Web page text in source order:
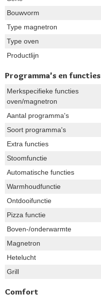
Bouwvorm
Type magnetron
Type oven
Productlijn
Programma's en functies
Merkspecifieke functies
oven/magnetron
Aantal programma's
Soort programma's
Extra functies
Stoomfunctie
Automatische functies
Warmhoudfunctie
Ontdooifunctie
Pizza functie
Boven-/onderwarmte
Magnetron
Hetelucht
Grill
Comfort